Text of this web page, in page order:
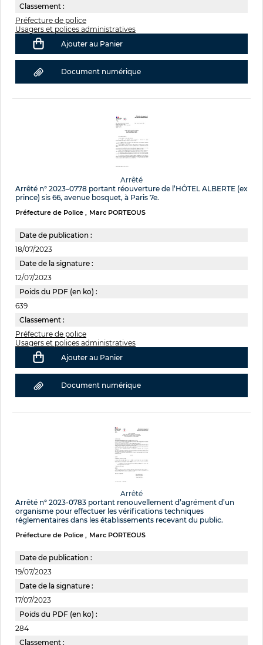
Classement :
Préfecture de police
Usagers et polices administratives
Ajouter au Panier
Document numérique
Arrêté
Arrêté n° 2023–0778 portant réouverture de l’HÔTEL ALBERTE (ex
prince) sis 66, avenue bosquet, à Paris 7e.
Préfecture de Police Marc PORTEOUS
Date de publication :
18/07/2023
Date de la signature :
12/07/2023
Poids du PDF (en ko) :
639
Classement :
Préfecture de police
Usagers et polices administratives
Ajouter au Panier
Document numérique
Arrêté
Arrêté n° 2023-0783 portant renouvellement d’agrément d’un
organisme pour effectuer les vérifications techniques
réglementaires dans les établissements recevant du public.
Préfecture de Police Marc PORTEOUS
Date de publication :
19/07/2023
Date de la signature :
17/07/2023
Poids du PDF (en ko) :
284
Classement :